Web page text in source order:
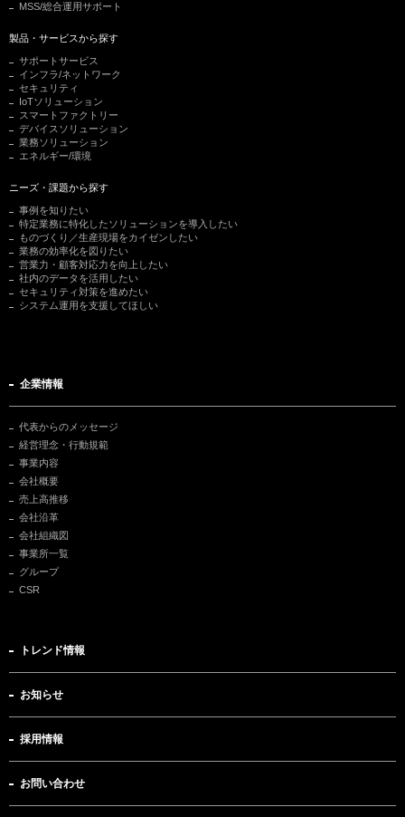
MSS/総合運用サポート
製品・サービスから探す
サポートサービス
インフラ/ネットワーク
セキュリティ
IoTソリューション
スマートファクトリー
デバイスソリューション
業務ソリューション
エネルギー/環境
ニーズ・課題から探す
事例を知りたい
特定業務に特化したソリューションを導入したい
ものづくり／生産現場をカイゼンしたい
業務の効率化を図りたい
営業力・顧客対応力を向上したい
社内のデータを活用したい
セキュリティ対策を進めたい
システム運用を支援してほしい
企業情報
代表からのメッセージ
経営理念・行動規範
事業内容
会社概要
売上高推移
会社沿革
会社組織図
事業所一覧
グループ
CSR
トレンド情報
お知らせ
採用情報
お問い合わせ